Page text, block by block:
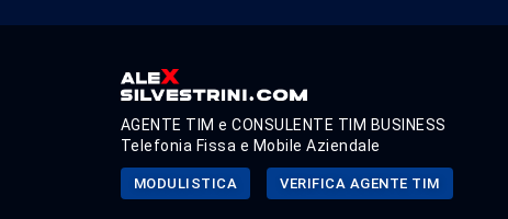
AGENTE TIM e CONSULENTE TIM BUSINESS
Telefonia Fissa e Mobile Aziendale
MODULISTICA VERIFICA AGENTE TIM